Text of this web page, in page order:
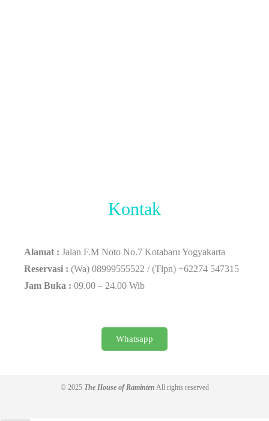
Kontak
Alamat : Jalan F.M Noto No.7 Kotabaru Yogyakarta
Reservasi : (Wa) 08999555522 / (Tlpn) +62274 547315
Jam Buka : 09.00 – 24.00 Wib
Whatsapp
© 2025 The House of Raminten All rights reserved